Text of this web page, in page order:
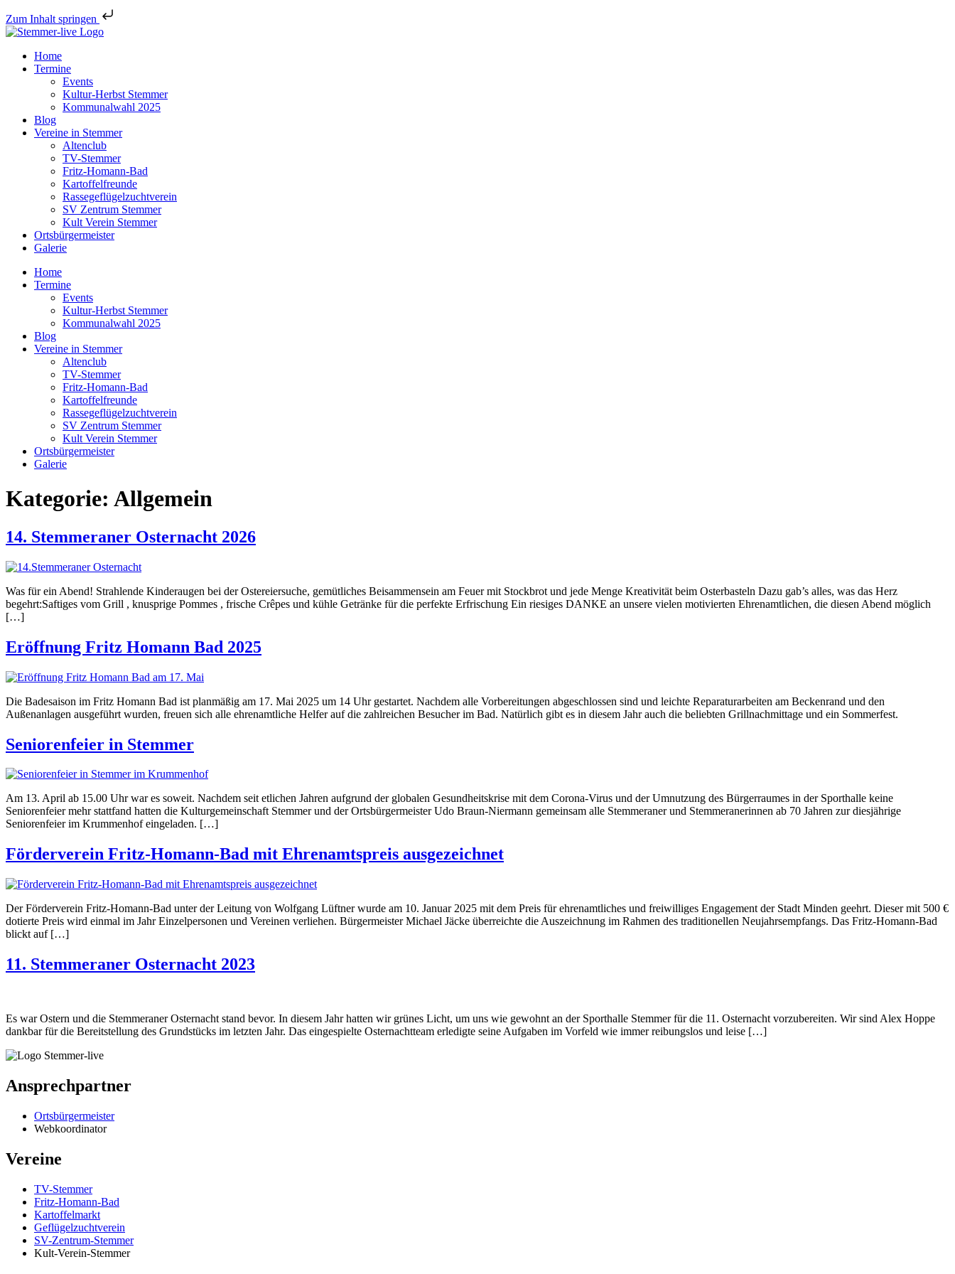
Zum Inhalt springen
Home
Termine
Events
Kultur-Herbst Stemmer
Kommunalwahl 2025
Blog
Vereine in Stemmer
Altenclub
TV-Stemmer
Fritz-Homann-Bad
Kartoffelfreunde
Rassegeflügelzuchtverein
SV Zentrum Stemmer
Kult Verein Stemmer
Ortsbürgermeister
Galerie
Home
Termine
Events
Kultur-Herbst Stemmer
Kommunalwahl 2025
Blog
Vereine in Stemmer
Altenclub
TV-Stemmer
Fritz-Homann-Bad
Kartoffelfreunde
Rassegeflügelzuchtverein
SV Zentrum Stemmer
Kult Verein Stemmer
Ortsbürgermeister
Galerie
Kategorie: Allgemein
14. Stemmeraner Osternacht 2026
Was für ein Abend! Strahlende Kinderaugen bei der Ostereiersuche, gemütliches Beisammensein am Feuer mit Stockbrot und jede Menge Kreativität beim Osterbasteln Dazu gab’s alles, was das Herz
begehrt:Saftiges vom Grill , knusprige Pommes , frische Crêpes und kühle Getränke für die perfekte Erfrischung Ein riesiges DANKE an unsere vielen motivierten Ehrenamtlichen, die diesen Abend möglich
[…]
Eröffnung Fritz Homann Bad 2025
Die Badesaison im Fritz Homann Bad ist planmäßig am 17. Mai 2025 um 14 Uhr gestartet. Nachdem alle Vorbereitungen abgeschlossen sind und leichte Reparaturarbeiten am Beckenrand und den
Außenanlagen ausgeführt wurden, freuen sich alle ehrenamtliche Helfer auf die zahlreichen Besucher im Bad. Natürlich gibt es in diesem Jahr auch die beliebten Grillnachmittage und ein Sommerfest.
Seniorenfeier in Stemmer
Am 13. April ab 15.00 Uhr war es soweit. Nachdem seit etlichen Jahren aufgrund der globalen Gesundheitskrise mit dem Corona-Virus und der Umnutzung des Bürgerraumes in der Sporthalle keine
Seniorenfeier mehr stattfand hatten die Kulturgemeinschaft Stemmer und der Ortsbürgermeister Udo Braun-Niermann gemeinsam alle Stemmeraner und Stemmeranerinnen ab 70 Jahren zur diesjährige
Seniorenfeier im Krummenhof eingeladen. […]
Förderverein Fritz-Homann-Bad mit Ehrenamtspreis ausgezeichnet
Der Förderverein Fritz-Homann-Bad unter der Leitung von Wolfgang Lüftner wurde am 10. Januar 2025 mit dem Preis für ehrenamtliches und freiwilliges Engagement der Stadt Minden geehrt. Dieser mit 500 €
dotierte Preis wird einmal im Jahr Einzelpersonen und Vereinen verliehen. Bürgermeister Michael Jäcke überreichte die Auszeichnung im Rahmen des traditionellen Neujahrsempfangs. Das Fritz-Homann-Bad
blickt auf […]
11. Stemmeraner Osternacht 2023
Es war Ostern und die Stemmeraner Osternacht stand bevor. In diesem Jahr hatten wir grünes Licht, um uns wie gewohnt an der Sporthalle Stemmer für die 11. Osternacht vorzubereiten. Wir sind Alex Hoppe
dankbar für die Bereitstellung des Grundstücks im letzten Jahr. Das eingespielte Osternachtteam erledigte seine Aufgaben im Vorfeld wie immer reibungslos und leise […]
Ansprechpartner
Ortsbürgermeister
Webkoordinator
Vereine
TV-Stemmer
Fritz-Homann-Bad
Kartoffelmarkt
Geflügelzuchtverein
SV-Zentrum-Stemmer
Kult-Verein-Stemmer